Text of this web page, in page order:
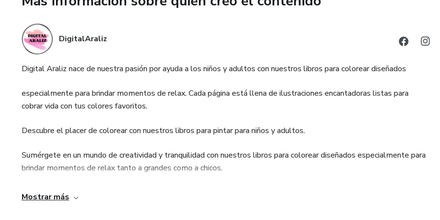
Haz una pausa, toma tus lápices de colores, y deja que la magia comience.
DigitalAraliz
Digital Araliz nace de nuestra pasión por ayuda a los niños y adultos con nuestros libros para colorear diseñados
especialmente para brindar momentos de relax. Cada página está llena de ilustraciones encantadoras listas para
cobrar vida con tus colores favoritos.
Descubre el placer de colorear con nuestros libros para pintar para niños y adultos.
Sumérgete en un mundo de creatividad y tranquilidad con nuestros libros para colorear diseñados especialmente para
brindar momentos de relax tanto a grandes como a chicos.
Cada página está llena de ilustraciones encantadoras listas para cobrar vida
Mostrar más